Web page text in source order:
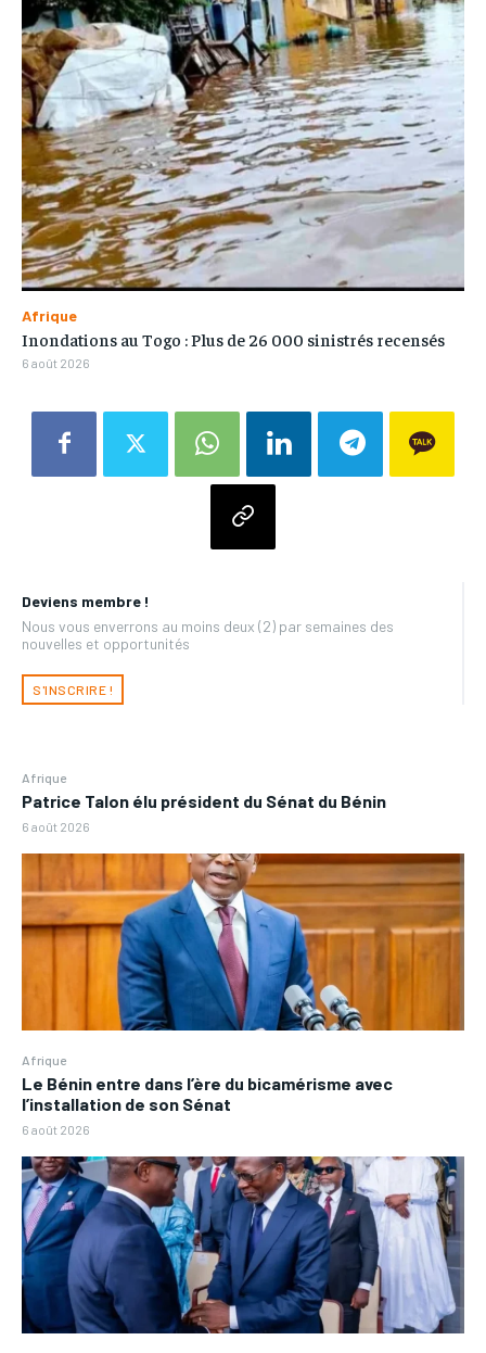
Deviens membre !
Nous vous enverrons au moins deux (2) par semaines des
nouvelles et opportunités
S'INSCRIRE !
Afrique
Patrice Talon élu président du Sénat du Bénin
6 août 2026
Afrique
Le Bénin entre dans l’ère du bicamérisme avec
l’installation de son Sénat
6 août 2026
Afrique
Inondations au Togo : Plus de 26 000 sinistrés recensés
6 août 2026